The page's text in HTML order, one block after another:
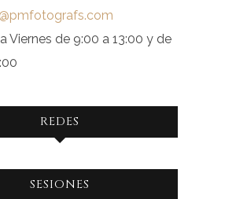
Viernes de 9:00 a 13:00 y de
REDES
SESIONES